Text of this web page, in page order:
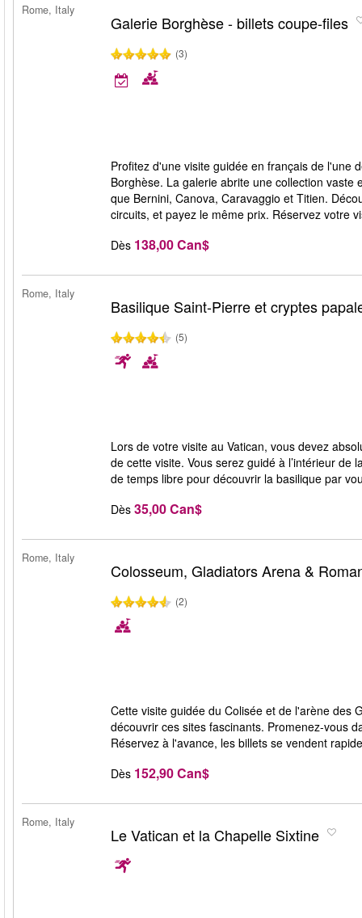
Rome, Italy
Galerie Borghèse - billets coupe-files
(3)
Profitez d'une visite guidée en français de l'une
Borghèse. La galerie abrite une collection
que Bernini, Canova, Caravaggio et Titien.
circuits, et payez le même prix. Réservez votre
Dès 138,00 Can$
Rome, Italy
Basilique Saint-Pierre et cryptes
(5)
Lors de votre visite au Vatican, vous devez
de cette visite. Vous serez guidé à l’intérieur
de temps libre pour découvrir la basilique par
Dès 35,00 Can$
Rome, Italy
Colosseum, Gladiators Arena &
(2)
Cette visite guidée du Colisée et de l'arène des
découvrir ces sites fascinants. Promenez-vous
Réservez à l'avance, les billets se vendent
Dès 152,90 Can$
Rome, Italy
Le Vatican et la Chapelle Sixtine